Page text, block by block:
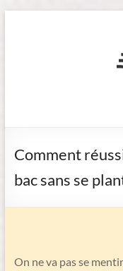
site
lexique-
jo.org
Comment
bac sans se
On ne va pas se